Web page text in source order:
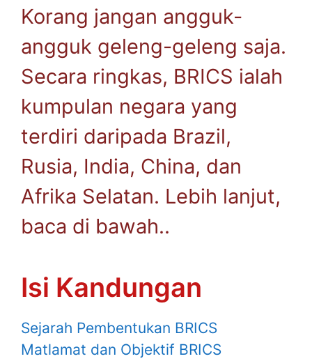
Korang jangan angguk-
angguk geleng-geleng saja.
Secara ringkas, BRICS ialah
kumpulan negara yang
terdiri daripada Brazil,
Rusia, India, China, dan
Afrika Selatan. Lebih lanjut,
baca di bawah..
Isi Kandungan
Sejarah Pembentukan BRICS
Matlamat dan Objektif BRICS